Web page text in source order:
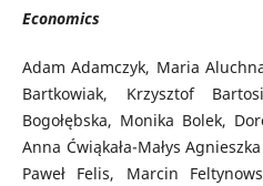
Economics
Adam Adamczyk, Maria
Bartkowiak, Krzysztof
Bogołębska, Monika Bolek,
Anna Ćwiąkała-Małys
Paweł Felis, Marcin